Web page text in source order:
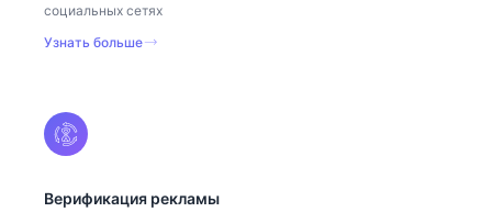
социальных сетях
Узнать больше
Верификация рекламы